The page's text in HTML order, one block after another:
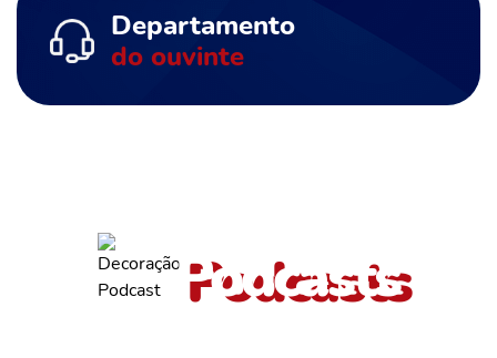
Departamento
do ouvinte
Podcasts